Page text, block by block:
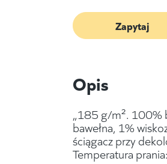
Zapytaj
Opis
„185 g/m². 100%
bawełna, 1%
ściągacz przy
Temperatura